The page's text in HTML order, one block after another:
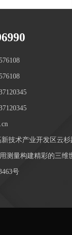
技术产业开发区云杉
测量构建精彩的三维
号